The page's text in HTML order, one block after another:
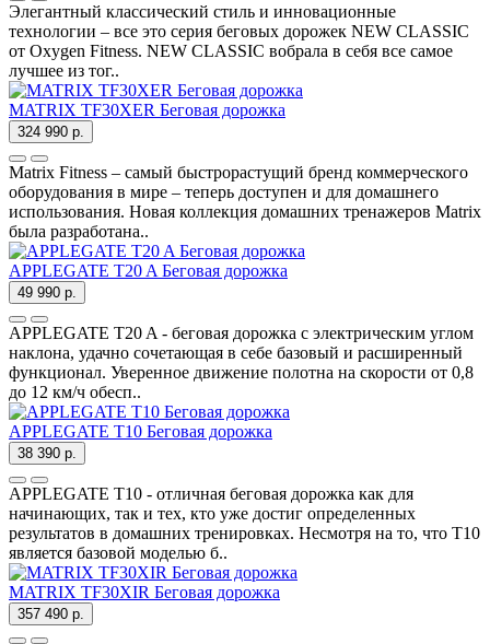
Элегантный классический стиль и инновационные
технологии – все это серия беговых дорожек NEW CLASSIC
от Oxygen Fitness. NEW CLASSIC вобрала в себя все самое
лучшее из тог..
MATRIX TF30XER Беговая дорожка
324 990 р.
Matrix Fitness – самый быстрорастущий бренд коммерческого
оборудования в мире – теперь доступен и для домашнего
использования. Новая коллекция домашних тренажеров Matrix
была разработана..
APPLEGATE T20 A Беговая дорожка
49 990 р.
APPLEGATE T20 A - беговая дорожка с электрическим углом
наклона, удачно сочетающая в себе базовый и расширенный
функционал. Уверенное движение полотна на скорости от 0,8
до 12 км/ч обесп..
APPLEGATE T10 Беговая дорожка
38 390 р.
APPLEGATE T10 - отличная беговая дорожка как для
начинающих, так и тех, кто уже достиг определенных
результатов в домашних тренировках. Несмотря на то, что T10
является базовой моделью б..
MATRIX TF30XIR Беговая дорожка
357 490 р.